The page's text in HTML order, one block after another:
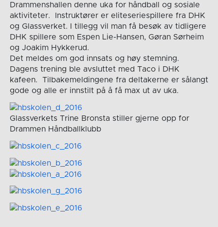
Drammenshallen denne uka for håndball og sosiale
aktiviteter. Instruktører er eliteseriespillere fra DHK
og Glassverket. I tillegg vil man få besøk av tidligere
DHK spillere som Espen Lie-Hansen, Gøran Sørheim
og Joakim Hykkerud.
Det meldes om god innsats og høy stemning.
Dagens trening ble avsluttet med Taco i DHK
kafeen. Tilbakemeldingene fra deltakerne er sålangt
gode og alle er innstilt på å få max ut av uka.
Glassverkets Trine Bronsta stiller gjerne opp for
Drammen Håndballklubb